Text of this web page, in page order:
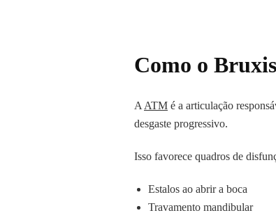
Como o
A ATM é a articulação
desgaste progressivo.
Isso favorece quadros de
Estalos ao abrir a boca
Travamento mandibular